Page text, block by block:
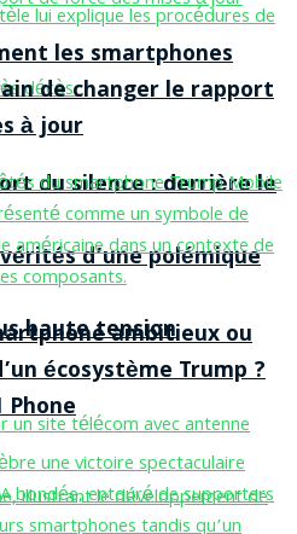
du silence : derrière le
d’une polémique
haute tension
les smartphones
de changer le rapport
à jour
ambitieux ou
écosystème Trump ?
Phone